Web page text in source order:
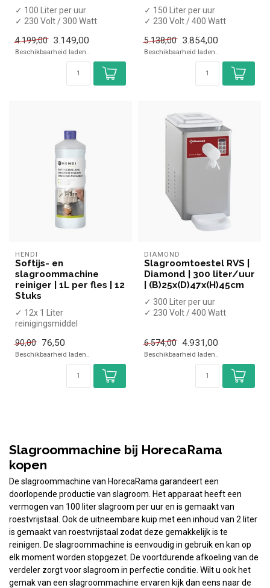
✓ 100 Liter per uur
✓ 230 Volt / 300 Watt
4.199,00
3.149,00
Beschikbaarheid laden..
✓ 150 Liter per uur
✓ 230 Volt / 400 Watt
5.138,00
3.854,00
Beschikbaarheid laden..
HENDI
Softijs- en
slagroommachine
reiniger | 1L per fles | 12
Stuks
✓ 12x 1 Liter
reinigingsmiddel
✓ Voor alle soort...
90,00 76,50
Beschikbaarheid laden..
DIAMOND
Slagroomtoestel RVS |
Diamond | 300 liter/uur
| (B)25x(D)47x(H)45cm
✓ 300 Liter per uur
✓ 230 Volt / 400 Watt
6.574,00 4.931,00
Beschikbaarheid laden..
Slagroommachine bij HorecaRama
kopen
De slagroommachine van HorecaRama garandeert een
doorlopende productie van slagroom. Het apparaat heeft een
vermogen van 100 liter slagroom per uur en is gemaakt van
roestvrijstaal. Ook de uitneembare kuip met een inhoud van 2 liter
is gemaakt van roestvrijstaal zodat deze gemakkelijk is te
reinigen. De slagroommachine is eenvoudig in gebruik en kan op
elk moment worden stopgezet. De voortdurende afkoeling van de
verdeler zorgt voor slagroom in perfectie conditie. Wilt u ook het
gemak van een slagroommachine ervaren kijk dan eens naar de